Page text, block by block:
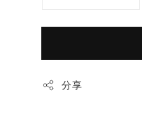
分享